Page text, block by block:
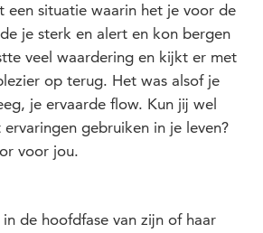
een situatie waarin het je voor de
je sterk en alert en kon bergen
veel waardering en kijkt er met
op terug. Het was alsof je
je ervaarde flow. Kun jij wel
gebruiken in je leven?
voor jou.
de hoofdfase van zijn of haar